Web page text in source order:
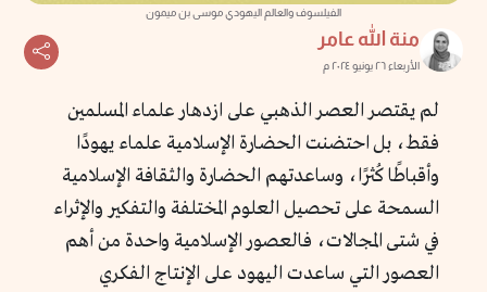
الفيلسوف والعالم اليهودي موسى بن ميمون
منة الله عامر
الأربعاء ٢٦ يونيو ٢٠٢٤ م
لم يقتصر العصر الذهبي على ازدهار علماء المسلمين
فقط، بل احتضنت الحضارة الإسلامية علماء يهودًا
وأقباطًا كُثرًا، وساعدتهم الحضارة والثقافة الإسلامية
السمحة على تحصيل العلوم المختلفة والتفكير والإثراء
في شتى المجالات، فالعصور الإسلامية واحدة من أهم
العصور التي ساعدت اليهود على الإنتاج الفكري